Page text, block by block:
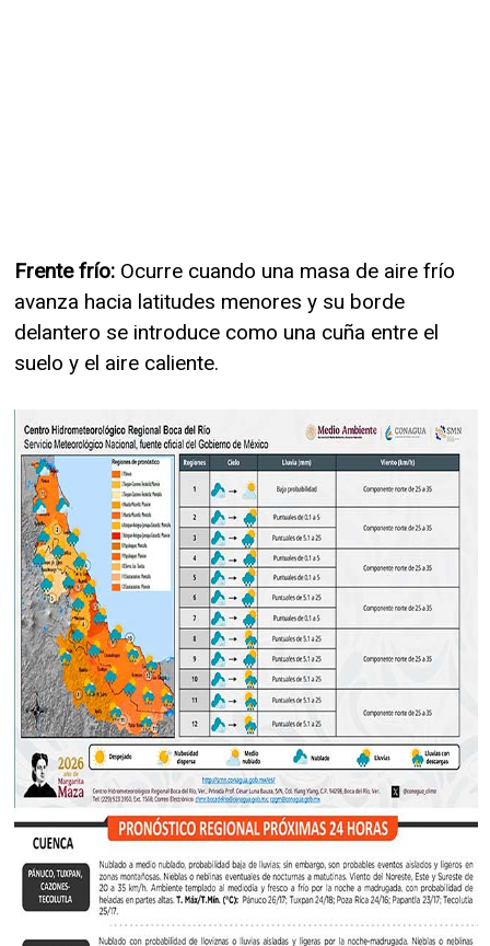
Frente frío: Ocurre cuando una masa de aire frío
avanza hacia latitudes menores y su borde
delantero se introduce como una cuña entre el
suelo y el aire caliente.